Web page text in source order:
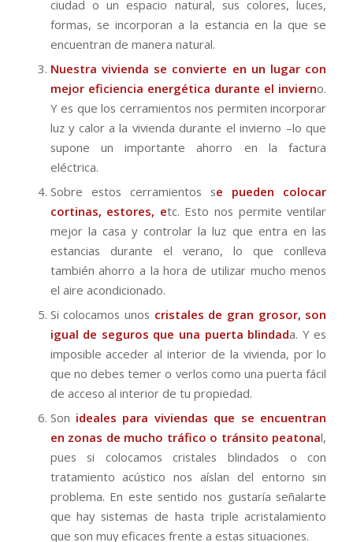
ciudad o un espacio natural, sus colores, luces,
formas, se incorporan a la estancia en la que se
encuentran de manera natural.
Nuestra vivienda se convierte en un lugar con
mejor eficiencia energética durante el invierno.
Y es que los cerramientos nos permiten incorporar
luz y calor a la vivienda durante el invierno –lo que
supone un importante ahorro en la factura
eléctrica.
Sobre estos cerramientos se pueden colocar
cortinas, estores, etc. Esto nos permite ventilar
mejor la casa y controlar la luz que entra en las
estancias durante el verano, lo que conlleva
también ahorro a la hora de utilizar mucho menos
el aire acondicionado.
Si colocamos unos cristales de gran grosor, son
igual de seguros que una puerta blindada. Y es
imposible acceder al interior de la vivienda, por lo
que no debes temer o verlos como una puerta fácil
de acceso al interior de tu propiedad.
Son ideales para viviendas que se encuentran
en zonas de mucho tráfico o tránsito peatonal,
pues si colocamos cristales blindados o con
tratamiento acústico nos aíslan del entorno sin
problema. En este sentido nos gustaría señalarte
que hay sistemas de hasta triple acristalamiento
que son muy eficaces frente a estas situaciones.